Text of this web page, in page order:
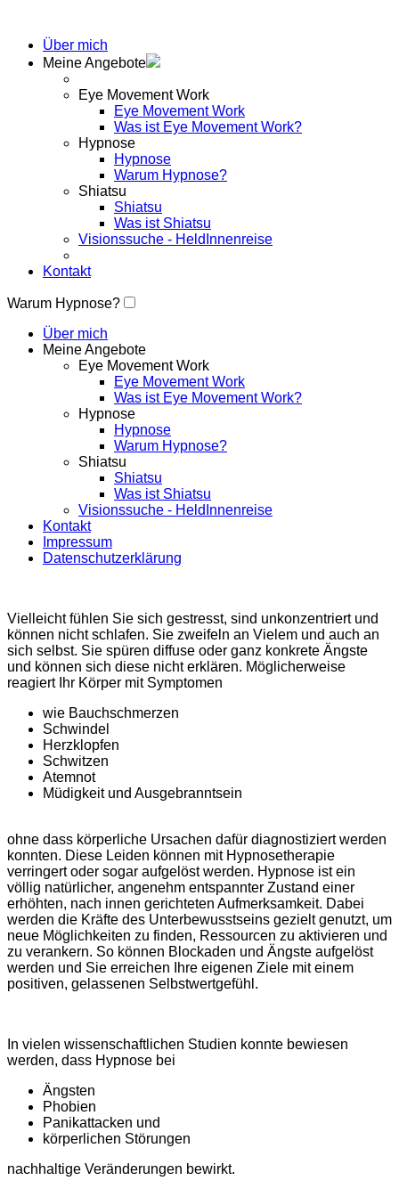
Über mich
Meine Angebote
Eye Movement Work
Eye Movement Work
Was ist Eye Movement Work?
Hypnose
Hypnose
Warum Hypnose?
Shiatsu
Shiatsu
Was ist Shiatsu
Visionssuche - HeldInnenreise
Kontakt
Warum Hypnose?
Über mich
Meine Angebote
Eye Movement Work
Eye Movement Work
Was ist Eye Movement Work?
Hypnose
Hypnose
Warum Hypnose?
Shiatsu
Shiatsu
Was ist Shiatsu
Visionssuche - HeldInnenreise
Kontakt
Impressum
Datenschutzerklärung
Vielleicht fühlen Sie sich gestresst, sind unkonzentriert und
können nicht schlafen. Sie zweifeln an Vielem und auch an
sich selbst. Sie spüren diffuse oder ganz konkrete Ängste
und können sich diese nicht erklären. Möglicherweise
reagiert Ihr Körper mit Symptomen
wie Bauchschmerzen
Schwindel
Herzklopfen
Schwitzen
Atemnot
Müdigkeit und Ausgebranntsein
ohne dass körperliche Ursachen dafür diagnostiziert werden
konnten. Diese Leiden können mit Hypnosetherapie
verringert oder sogar aufgelöst werden. Hypnose ist ein
völlig natürlicher, angenehm entspannter Zustand einer
erhöhten, nach innen gerichteten Aufmerksamkeit. Dabei
werden die Kräfte des Unterbewusstseins gezielt genutzt, um
neue Möglichkeiten zu finden, Ressourcen zu aktivieren und
zu verankern. So können Blockaden und Ängste aufgelöst
werden und Sie erreichen Ihre eigenen Ziele mit einem
positiven, gelassenen Selbstwertgefühl.
In vielen wissenschaftlichen Studien konnte bewiesen
werden, dass Hypnose bei
Ängsten
Phobien
Panikattacken und
körperlichen Störungen
nachhaltige Veränderungen bewirkt.